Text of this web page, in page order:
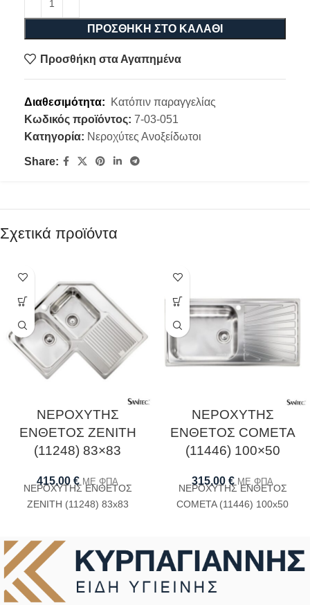
ΠΡΟΣΘΉΚΗ ΣΤΟ ΚΑΛΆΘΙ
Προσθήκη στα Αγαπημένα
Διαθεσιμότητα:
Κατόπιν παραγγελίας
Κωδικός προϊόντος: 7-03-051
Κατηγορία: Νεροχύτες Ανοξείδωτοι
Share:
Σχετικά προϊόντα
ΝΕΡΟΧΥΤΗΣ
ΕΝΘΕΤΟΣ ZENITH
(11248) 83×83
415,00 € ΜΕ ΦΠΑ
ΝΕΡΟΧΥΤΗΣ ΕΝΘΕΤΟΣ
ZENITH (11248) 83x83
ΝΕΡΟΧΥΤΗΣ
ΕΝΘΕΤΟΣ COMETA
(11446) 100×50
315,00 € ΜΕ ΦΠΑ
ΝΕΡΟΧΥΤΗΣ ΕΝΘΕΤΟΣ
COMETA (11446) 100x50